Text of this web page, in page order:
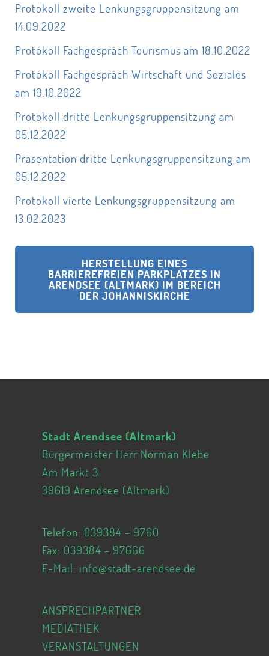
Protokoll zweite Lenkungsgruppensitzung am
14.09.2022
Protokoll Fachgespräch Tourismus am 18.10.2022
Protokoll Fachgespräch Wirtschaft und Soziales
am 19.10.2022
Protokoll dritte Lenkungsgruppensitzung am
05.12.2022
Präsentation dritte Lenkungsgruppensitzung am
05.12.2022
Protokoll vierte Lenkungsgruppensitzung am
13.02.2023
HERSTELLUNG EINES
BARRIEREFREIEN PARKPLATZES IN
ARENDSEE (ALTMARK) IM BEREICH
DER JOHANNISKIRCHE
Stadt Arendsee (Altmark)
Bürgermeister Herr Norman Klebe
Am Markt 3
39619 Arendsee (Altmark)
Telefon: 039384 – 9760
Fax: 039384 – 97666
E-Mail: info@stadt-arendsee.de
ANSPRECHPARTNER
MEDIATHEK
VERANSTALTUNGEN